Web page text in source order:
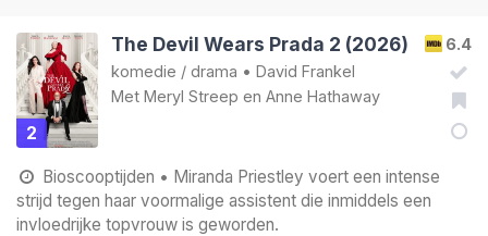
2
6.4
The Devil Wears Prada 2 (2026)
komedie / drama • David Frankel
Met Meryl Streep en Anne Hathaway
Bioscooptijden • Miranda Priestley voert een intense
strijd tegen haar voormalige assistent die inmiddels een
invloedrijke topvrouw is geworden.